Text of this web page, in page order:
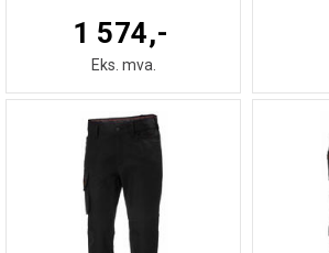
1 574,-
Eks. mva.